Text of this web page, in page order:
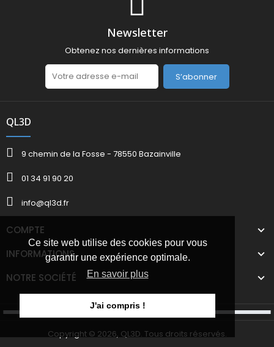
Ce site web utilise des cookies pour vous
garantir une expérience optimale.
En savoir plus
J'ai compris !
Newsletter
Obtenez nos dernières informations
S’abonner
QL3D
9 chemin de la Fosse - 78550 Bazainville
01 34 91 90 20
info@ql3d.fr
COMPTE
INFORMATIONS
NOTRE SOCIÉTÉ
Copyright © 2026, QL3D. Tous droits réservés.